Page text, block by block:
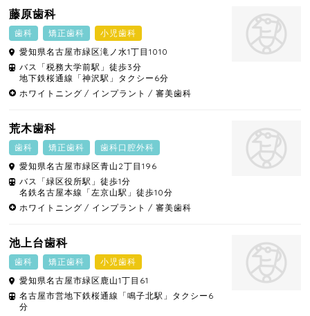
藤原歯科
歯科 矯正歯科
小児歯科
愛知県名古屋市緑区滝ノ水1丁目1010
バス「税務大学前駅」徒歩3分
地下鉄桜通線「神沢駅」タクシー6分
ホワイトニング
インプラント 審美歯科
荒木歯科
歯科 矯正歯科
歯科口腔外科
愛知県名古屋市緑区青山2丁目196
バス「緑区役所駅」徒歩1分
名鉄名古屋本線「左京山駅」徒歩10分
ホワイトニング
インプラント 審美歯科
池上台歯科
歯科 矯正歯科
小児歯科
愛知県名古屋市緑区鹿山1丁目61
名古屋市営地下鉄桜通線「鳴子北駅」タクシー6
分